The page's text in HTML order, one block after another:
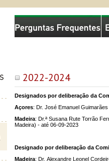
2022-2024
Designados por deliberação da
Açores: Dr. José Emanuel
Madeira: Dr.ª Susana Rute Torrão
Madeira) - até 06-09-2023
Designado por deliberação da
Madeira: Dr. Alexandre Leonel
Comissão Nacional de Eleições